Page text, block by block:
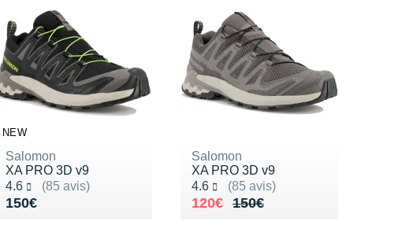
NEW
Salomon
XA PRO 3D v9
4.6
(85 avis)
Noté 4.6 sur 5
150€
Vendu 150€
Salomon
XA PRO 3D v9
4.6
(85 avis)
Noté 4.6 sur 5
150€
Au lieu de 150€
120€
Vendu 120€